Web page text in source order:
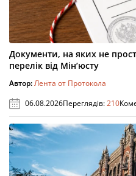
Документи, на яких не
перелік від Мін’юсту
Автор:Лента от Протокола
06.08.2026Переглядів:210